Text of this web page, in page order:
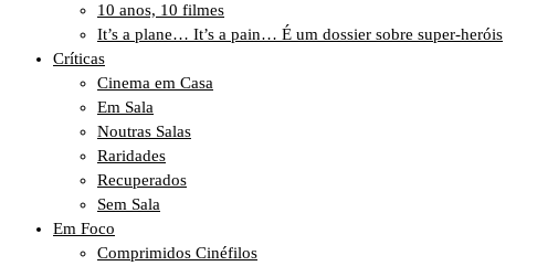
10 anos, 10 filmes
It’s a plane… It’s a pain… É um dossier sobre super-heróis
Críticas
Cinema em Casa
Em Sala
Noutras Salas
Raridades
Recuperados
Sem Sala
Em Foco
Comprimidos Cinéfilos